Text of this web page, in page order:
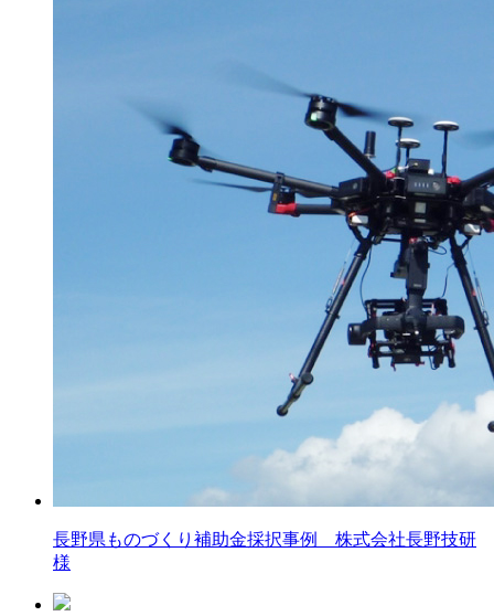
長野県ものづくり補助金採択事例 株式会社長野技研
様